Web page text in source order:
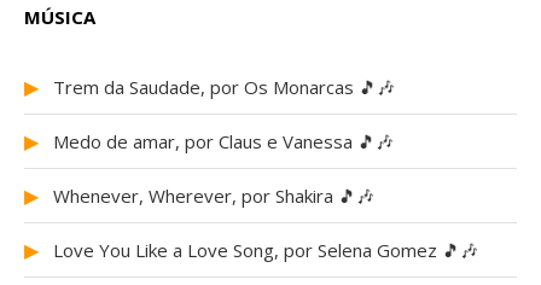
MÚSICA
▶ Trem da Saudade, por Os Monarcas 🎵🎶
▶ Medo de amar, por Claus e Vanessa 🎵🎶
▶ Whenever, Wherever, por Shakira 🎵🎶
▶ Love You Like a Love Song, por Selena Gomez 🎵🎶